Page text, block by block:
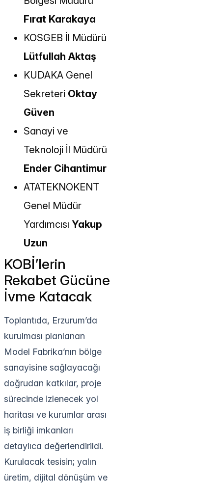
Fırat Karakaya
KOSGEB İl Müdürü
Lütfullah Aktaş
KUDAKA Genel
Sekreteri Oktay
Güven
Sanayi ve
Teknoloji İl Müdürü
Ender Cihantimur
ATATEKNOKENT
Genel Müdür
Yardımcısı Yakup
Uzun
KOBİ’lerin
Rekabet Gücüne
İvme Katacak
Toplantıda, Erzurum’da
kurulması planlanan
Model Fabrika’nın bölge
sanayisine sağlayacağı
doğrudan katkılar, proje
sürecinde izlenecek yol
haritası ve kurumlar arası
iş birliği imkanları
detaylıca değerlendirildi.
Kurulacak tesisin; yalın
üretim, dijital dönüşüm ve